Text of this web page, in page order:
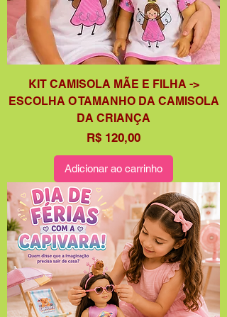
KIT CAMISOLA MÃE E FILHA ->
ESCOLHA O TAMANHO DA CAMISOLA
DA CRIANÇA
Preço
R$ 120,00
Adicionar ao carrinho